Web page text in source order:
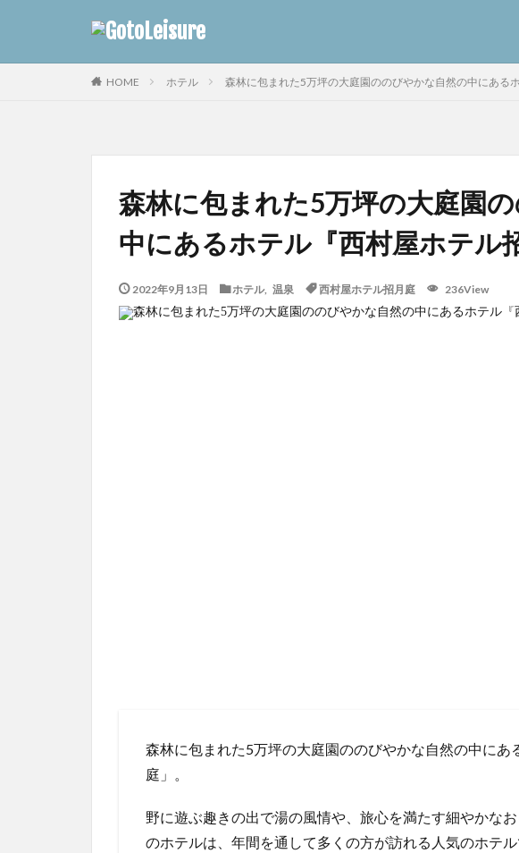
HOME ホテル 森林に包まれた5万坪の大庭園ののびやかな自然の中にある
森林に包まれた5万坪の大庭園
中にあるホテル『西村屋ホテル
2022年9月13日 ホテル, 温泉 西村屋ホテル招月庭 236View
森林に包まれた5万坪の大庭園ののびやかな自然の中にあ
庭」。
野に遊ぶ趣きの出で湯の風情や、旅心を満たす細やかな
のホテルは、年間を通して多くの方が訪れる人気のホテル